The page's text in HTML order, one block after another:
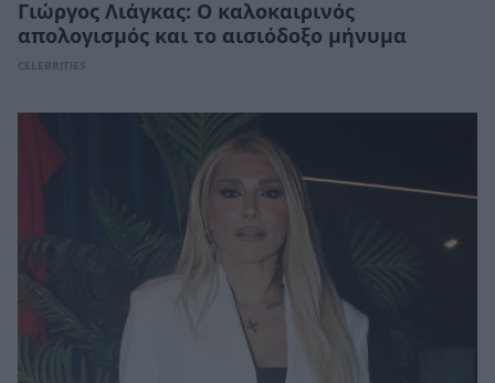
Γιώργος Λιάγκας: Ο καλοκαιρινός
απολογισμός και το αισιόδοξο μήνυμα
CELEBRITIES